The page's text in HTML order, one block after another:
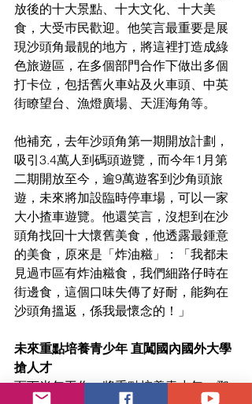
放後的十大景點、十大文化、十大美
食，大受巿民歡迎。他笑言最重要是展
現沙頭角最靚的地方，將這裡打造成綠
色旅遊區，在多個部門合作下做出多個
打卡位，包括舊火車站及火車頭、中英
街瞭望台、漁燈廣場、天涯海角等。
他補充，去年沙頭角第一期開放計劃，
吸引3.4萬人到碼頭遊覽，而今年1月第
二期開放至今，逾9萬遊客到沙角頭旅
遊，未來將加設臨時停車場，可以一家
大小揸車遊覽。他還笑言，沒想到在沙
頭角找回十大懷舊美食，他透露最鍾意
的美食，原來是「炸油糍」：「我都未
見過巿區有炸油糍食，我們細路仔時在
街邊食，這個口味失傳了好耐，能夠在
沙頭角搵返，係我最懷念的！」
未來重點培養青少年 直闖國內國外大學
搶人才
而下半年工作，將重點培養青少年，鄧